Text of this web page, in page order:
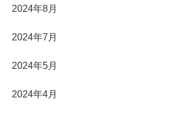
2024年8月
2024年7月
2024年5月
2024年4月